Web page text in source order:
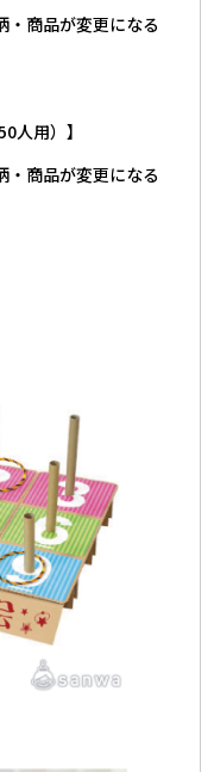
商品が変更になる
人用）】
商品が変更になる